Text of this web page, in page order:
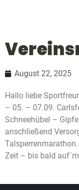
August 22, 2025
Hallo liebe
– 05. – 07.09.
Schneehübel –
anschließend
Zeit – bis bald